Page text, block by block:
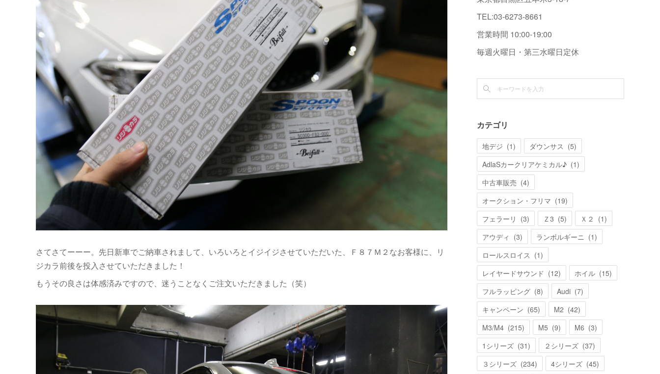
さてさてーーー。先日新車でご納車されまして、いろいろとイジイジさせていただいた、Ｆ８７Ｍ２なお客様に、リ
ジカラ前後を投入させていただきました！
もうその良さは体感済みですので、迷うことなくご注文いただきました（笑）
TEL:03-6273-8661
営業時間 10:00-19:00
毎週火曜日・第三水曜日定休
カテゴリ
地デジ (1) ダウンサス (5)
AdlaSカークリアケミカル♪ (1)
中古車販売 (4)
オークション・フリマ (19)
フェラーリ (3) Ｚ3 (5) Ｘ２ (1)
アウディ (3) ランボルギーニ (1)
ロールスロイス (1)
レイヤードサウンド (12) ホイル (15)
フルラッピング (8) Audi (7)
キャンペーン (65) M2 (42)
M3/M4 (215) M5 (9) M6 (3)
1シリーズ (31) ２シリーズ (37)
３シリーズ (234) 4シリーズ (45)